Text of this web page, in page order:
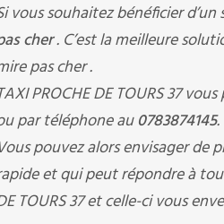
vous souhaitez bénéficier d’un
cher. C’est la meilleure
pas cher .
PROCHE DE TOURS 37
par téléphone au0783874145.
pouvez alors envisager de
et qui peut répondre à
TOURS 37 et celle-ci vous